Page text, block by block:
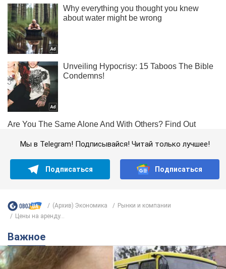
Мы в Telegram! Подписывайся! Читай только лучшее!
Подписаться Подписаться
(Архив) Экономика
Рынки и компании
Цены на аренду...
Важное